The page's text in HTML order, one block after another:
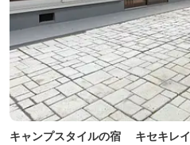
キャンプスタイルの宿 キセキレイ